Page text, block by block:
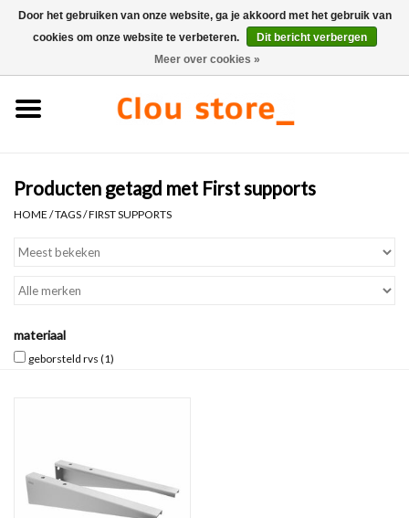
0 Artikelen - €0,00
Fonteinsets
Toiletten
Kranen & afvoeren
Badkamer accessoires
Producten getagd met First supports
HOME /TAGS/FIRST SUPPORTS
materiaal
geborsteld rvs (1)
Door het gebruiken van onze website, ga je akkoord met het gebruik van
cookies om onze website te verbeteren.
Dit bericht verbergen
Meer over cookies »